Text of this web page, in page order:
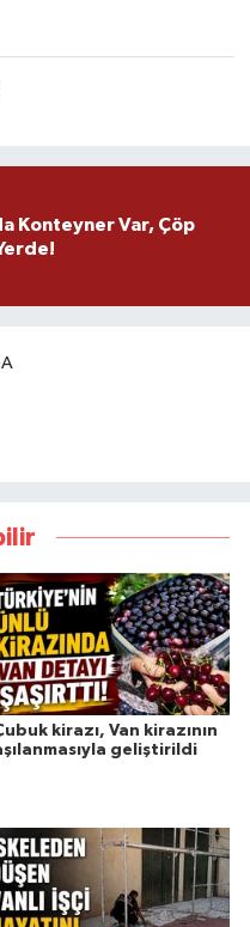
Konteyner Var, Çöp
kirazı, Van kirazının
geliştirildi